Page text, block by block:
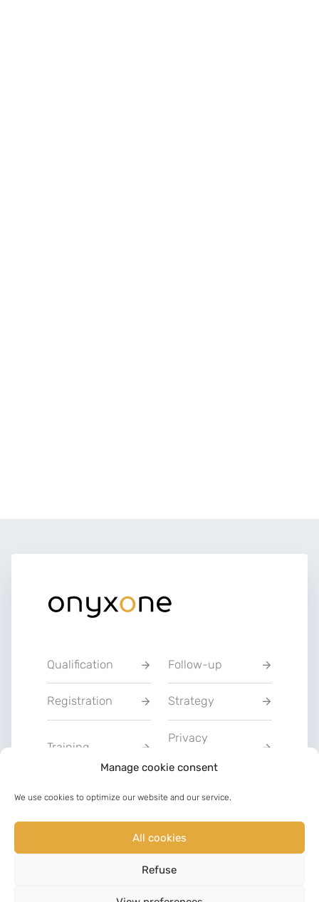
Manage cookie consent
We use cookies to optimize our website and our service.
All cookies
Refuse
Qualification Follow-up
Registration Strategy
Training
Privacy
Communication
Charter of Good